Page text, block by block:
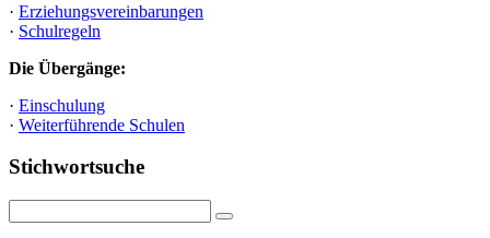
· Erziehungsvereinbarungen
· Schulregeln
Die Übergänge:
· Einschulung
· Weiterführende Schulen
Stichwortsuche